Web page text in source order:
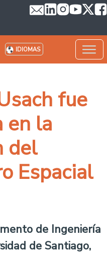
IDIOMAS
fue
en la
del
Espacial
de Ingeniería
de Santiago,